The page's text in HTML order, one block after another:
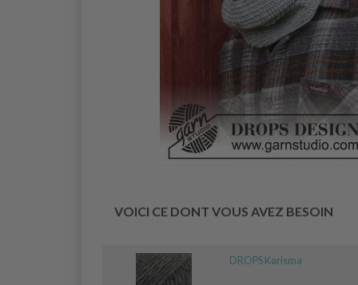
VOICI CE DONT VOUS AVEZ BESOIN
DROPS Karisma